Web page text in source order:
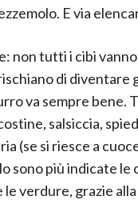
E via
non tutti i cibi
di diventare
va sempre bene.
salsiccia,
(se si riesce a
sono più indicate
verdure, grazie